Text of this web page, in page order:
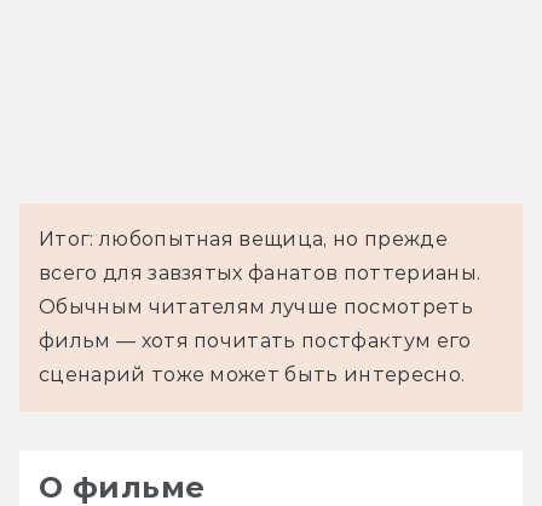
Итог: любопытная вещица, но прежде
всего для завзятых фанатов поттерианы.
Обычным читателям лучше посмотреть
фильм — хотя почитать постфактум его
сценарий тоже может быть интересно.
О фильме